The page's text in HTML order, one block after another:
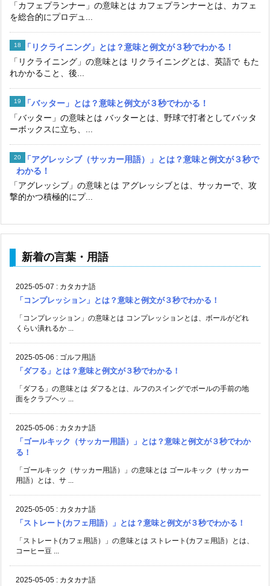
「カフェプランナー」の意味とは カフェプランナーとは、カフェ
を総合的にプロデュ...
「リクライニング」とは？意味と例文が３秒でわかる！
「リクライニング」の意味とは リクライニングとは、英語で もた
れかかること、後...
「バッター」とは？意味と例文が３秒でわかる！
「バッター」の意味とは バッターとは、野球で打者としてバッタ
ーボックスに立ち、...
「アグレッシブ（サッカー用語）」とは？意味と例文が３秒で
わかる！
「アグレッシブ」の意味とは アグレッシブとは、サッカーで、攻
撃的かつ積極的にプ...
新着の言葉・用語
2025-05-07 : カタカナ語
「コンプレッション」とは？意味と例文が３秒でわかる！
「コンプレッション」の意味とは コンプレッションとは、ボールがどれ
くらい潰れるか ...
2025-05-06 : ゴルフ用語
「ダフる」とは？意味と例文が３秒でわかる！
「ダフる」の意味とは ダフるとは、ルフのスイングでボールの手前の地
面をクラブヘッ ...
2025-05-06 : カタカナ語
「ゴールキック（サッカー用語）」とは？意味と例文が３秒でわか
る！
「ゴールキック（サッカー用語）」の意味とは ゴールキック（サッカー
用語）とは、サ ...
2025-05-05 : カタカナ語
「ストレート(カフェ用語）」とは？意味と例文が３秒でわかる！
「ストレート(カフェ用語）」の意味とは ストレート(カフェ用語）とは、
コーヒー豆 ...
2025-05-05 : カタカナ語